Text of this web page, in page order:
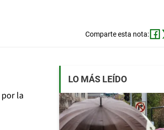
Comparte esta nota:
por la
LO MÁS LEÍDO